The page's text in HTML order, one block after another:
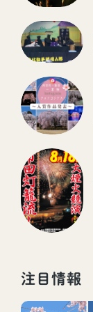
注目情報